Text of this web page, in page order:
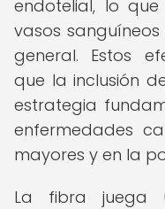
endotelial, lo
vasos
general. Estos
que la inclusión
estrategia
enfermedades
mayores y en la
La fibra juega